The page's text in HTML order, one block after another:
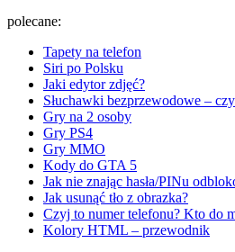
polecane:
Tapety na telefon
Siri po Polsku
Jaki edytor zdjęć?
Słuchawki bezprzewodowe –
Gry na 2 osoby
Gry PS4
Gry MMO
Kody do GTA 5
Jak nie znając hasła/PINu
Jak usunąć tło z obrazka?
Czyj to numer telefonu? Kto do
Kolory HTML – przewodnik